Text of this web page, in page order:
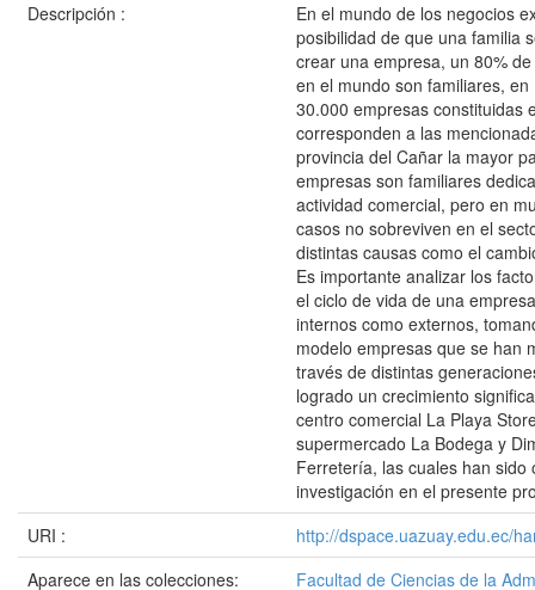
Descripción :
En el mundo de los negocios
posibilidad de que una familia
crear una empresa, un 80%
en el mundo son familiares,
30.000 empresas constituidas
corresponden a las
provincia del Cañar la mayor
empresas son familiares
actividad comercial, pero en
casos no sobreviven en el
distintas causas como el
Es importante analizar los
el ciclo de vida de una
internos como externos,
modelo empresas que se han
través de distintas
logrado un crecimiento
centro comercial La Playa
supermercado La Bodega y
Ferretería, las cuales han sido
investigación en el presente
URI :
http://dspace.uazuay.edu.ec/
Aparece en las colecciones:
Facultad de Ciencias de la